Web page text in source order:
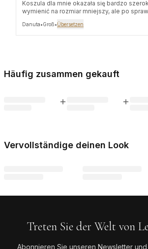
Koszula dla mnie okazała się bardzo
wymienić na rozmiar mniejszy, ale po
nieznacznie. Wydaje mi się, że przy fasonie
różnice w szerokości powinny być
Danuta•Groß•Übersetzen
Häufig zusammen gekauft
Vervollständige deinen Look
Treten Sie der Welt von
Abonnieren Sie unseren Newsletter